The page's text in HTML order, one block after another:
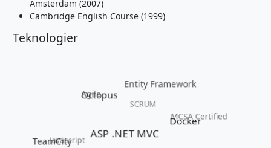
Amsterdam (2007)
Cambridge English Course (1999)
Teknologier
Docker
ASP .NET MVC
MCSA Certified
Entity Framework
Octopus
TeamCity
SCRUM
Agile
Javascript